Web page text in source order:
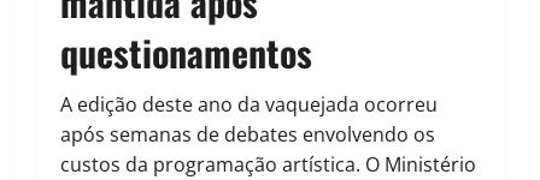
questionamentos
A edição deste ano da vaquejada ocorreu
após semanas de debates envolvendo os
custos da programação artística. O Ministério